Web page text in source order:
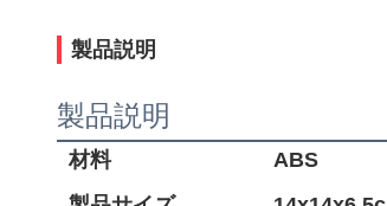
製品説明
製品説明
材料
ABS